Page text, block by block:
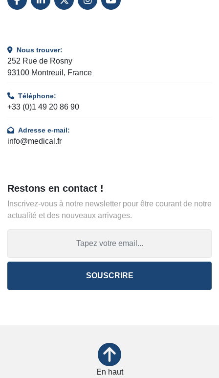
FACEBOOK
LINKEDINTWITTERINSTAGRAM
YOUTUBE
Nous trouver:
252 Rue de Rosny
93100 Montreuil, France
Téléphone:
+33 (0)1 49 20 86 90
Adresse e-mail:
info@medical.fr
Restons en contact !
Inscrivez-vous à notre newsletter pour être courant de notre
actualité et des nouveaux arrivages.
SOUSCRIRE
En haut